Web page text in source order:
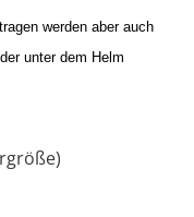
werden aber auch
unter dem Helm